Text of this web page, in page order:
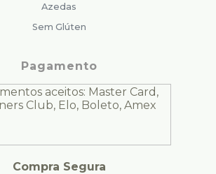
Azedas
Sem Glúten
Pagamento
Compra Segura